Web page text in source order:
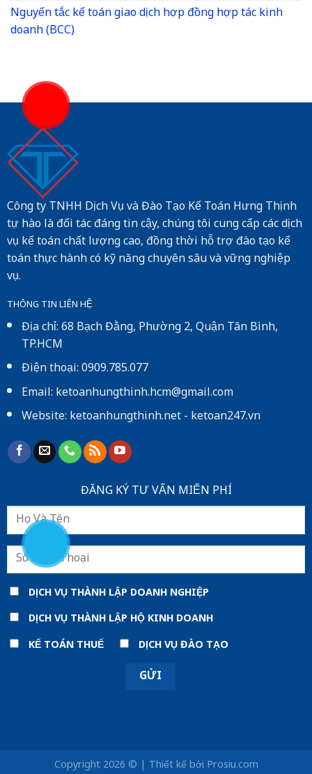
Nguyến tắc kế toán giao dịch hợp đồng hợp tác kinh
doanh (BCC)
Công ty TNHH Dịch Vụ và Đào Tạo Kế Toán Hưng Thịnh
tự hào là đối tác đáng tin cậy, chúng tôi cung cấp các dịch
vụ kế toán chất lượng cao, đồng thời hỗ trợ đào tạo kế
toán thực hành có kỹ năng chuyên sâu và vững nghiệp
vụ.
THÔNG TIN LIÊN HỆ
Địa chỉ: 68 Bạch Đằng, Phường 2, Quận Tân Bình,
TP.HCM
Điện thoại: 0909.785.077
Email: ketoanhungthinh.hcm@gmail.com
Website:ketoanhungthinh.net-ketoan247.vn
ĐĂNG KÝ TƯ VẤN MIẾN PHÍ
DỊCH VỤ THÀNH LẬP DOANH NGHIỆP
DỊCH VỤ THÀNH LẬP HỘ KINH DOANH
KẾ TOÁN THUẾ
DỊCH VỤ ĐÀO TẠO
Copyright 2026 © | Thiết kế bởiProsiu.com